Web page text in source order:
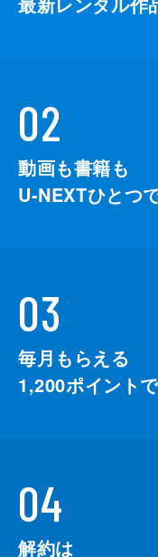
02
動画も書籍も
U-NEXTひとつ
03
毎月もらえる
1,200ポイント
04
解約は